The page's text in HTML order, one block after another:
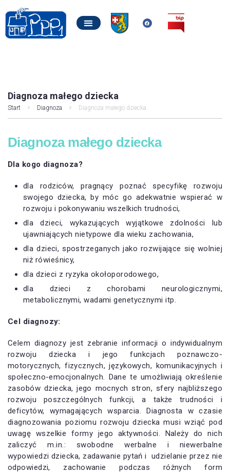
Diagnoza małego dziecka
Start Diagnoza Diagnoza małego dziecka
Diagnoza małego dziecka
Dla kogo diagnoza?
dla rodziców, pragnący poznać specyfikę rozwoju
swojego dziecka, by móc go adekwatnie wspierać w
rozwoju i pokonywaniu wszelkich trudności,
dla dzieci, wykazujących wyjątkowe zdolności lub
ujawniających nietypowe dla wieku zachowania,
dla dzieci, spostrzeganych jako rozwijające się wolniej
niż rówieśnicy,
dla dzieci z ryzyka okołoporodowego,
dla dzieci z chorobami neurologicznymi,
metabolicznymi, wadami genetycznymi itp.
Cel diagnozy:
Celem diagnozy jest zebranie informacji o indywidualnym
rozwoju dziecka i jego funkcjach poznawczo-
motorycznych, fizycznych, językowych, komunikacyjnych i
społeczno-emocjonalnych. Dane te umożliwiają określenie
zasobów dziecka, jego mocnych stron, sfery najbliższego
rozwoju poszczególnych funkcji, a także trudności i
deficytów, wymagających wsparcia. Diagnosta w czasie
diagnozowania poziomu rozwoju dziecka musi wziąć pod
uwagę wszelkie formy jego aktywności. Należy do nich
zaliczyć m.in.: swobodne werbalne i niewerbalne
wypowiedzi dziecka, zadawanie pytań i udzielanie przez nie
odpowiedzi, zachowanie podczas różnych form